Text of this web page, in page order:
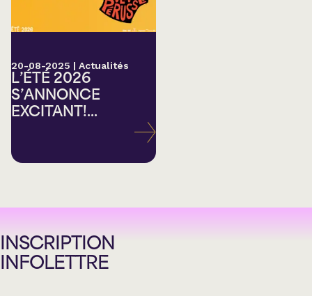
20-08-2025 | Actualités
L’ÉTÉ 2026
S’ANNONCE
EXCITANT!...
INSCRIPTION
INFOLETTRE